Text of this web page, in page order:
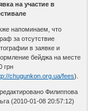
на участие в
напоминаем, что
за отсутствие
в заявке и
бейджа на месте
грн
chugunkon.org.ua/fees).
Филиппова
(2010-01-08 20:57:12)